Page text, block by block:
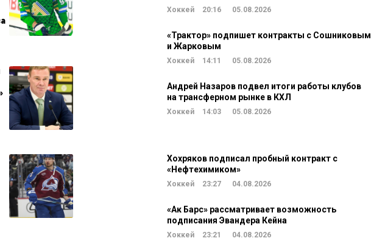
Хоккей 20:16 05.08.2026
«Трактор» подпишет контракты с Сошниковым
и Жарковым
Хоккей 14:11 05.08.2026
Андрей Назаров подвел итоги работы клубов
на трансферном рынке в КХЛ
Хоккей 14:03 05.08.2026
Хохряков подписал пробный контракт с
«Нефтехимиком»
Хоккей 23:27 04.08.2026
«Ак Барс» рассматривает возможность
подписания Эвандера Кейна
Хоккей 23:21 04.08.2026